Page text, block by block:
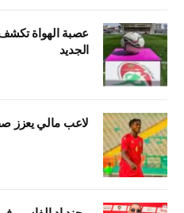
عصبة الهواة
الجديد
لاعب مالي يعزز